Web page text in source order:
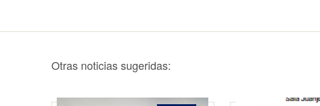
Otras noticias sugeridas: